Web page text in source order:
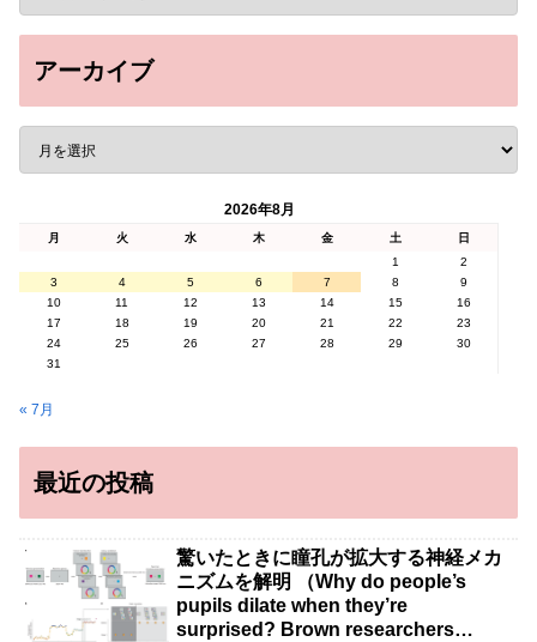
アーカイブ
2026年8月
月 火 水 木 金 土
日
1
2
3
4 5 6 7 8
9
10
11 12 13 14 15
16
17
18 19 20 21 22
23
24
25 26 27 28 29
30
31
« 7月
最近の投稿
驚いたときに瞳孔が拡大する神経メカ
ニズムを解明 （Why do people’s
pupils dilate when they’re
surprised? Brown researchers